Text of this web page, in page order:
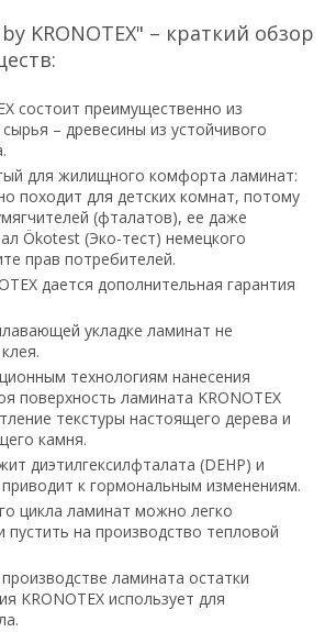
KRONOTEX" – краткий обзор
состоит преимущественно из
– древесины из устойчивого
для жилищного комфорта ламинат:
походит для детских комнат, потому
(фталатов), ее даже
Ökotest (Эко-тест) немецкого
прав потребителей.
дается дополнительная гарантия
укладке ламинат не
технологиям нанесения
поверхность ламината KRONOTEX
текстуры настоящего дерева и
камня.
диэтилгексилфталата (DEHP) и
к гормональным изменениям.
цикла ламинат можно легко
пустить на производство тепловой
ламината остатки
KRONOTEX использует для